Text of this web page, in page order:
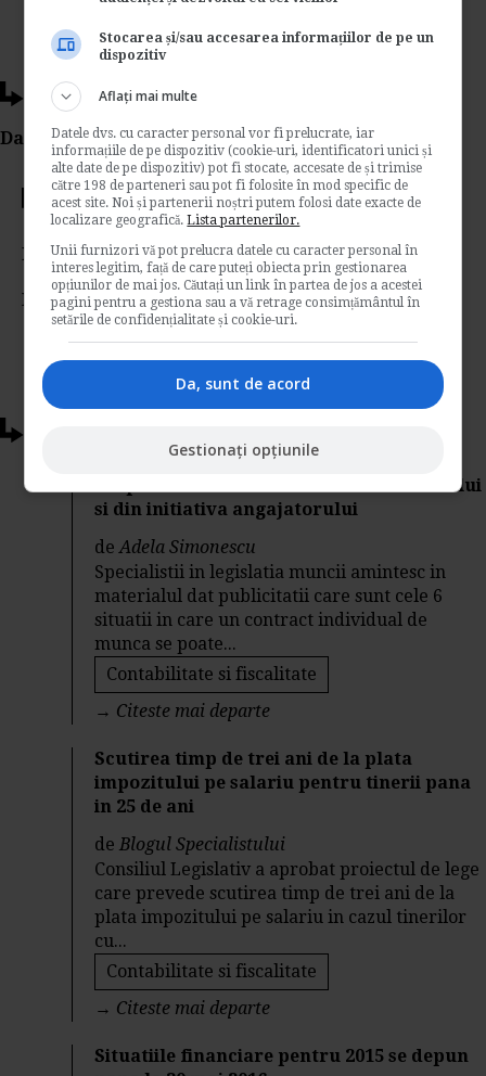
Ti-a placut acest articol?
Da Like, Printeaza sau trimite pe Email!
Votati articolul
Rating:
Nota:5din1voturi
Suspendarea CIM din initiativa salariatului
si din initiativa angajatorului
deAdela Simonescu
Specialistii in legislatia muncii amintesc in
materialul dat publicitatii care sunt cele 6
situatii in care un contract individual de
munca se poate...
Contabilitate si fiscalitate
→ Citeste mai departe
Scutirea timp de trei ani de la plata
impozitului pe salariu pentru tinerii pana
in 25 de ani
deBlogul Specialistului
Consiliul Legislativ a aprobat proiectul de lege
care prevede scutirea timp de trei ani de la
plata impozitului pe salariu in cazul tinerilor
cu...
Contabilitate si fiscalitate
→ Citeste mai departe
Situatiile financiare pentru 2015 se depun
Stocarea și/sau accesarea informațiilor de pe un
dispozitiv
Aflați mai multe
Datele dvs. cu caracter personal vor fi prelucrate, iar
informațiile de pe dispozitiv (cookie-uri, identificatori unici și
alte date de pe dispozitiv) pot fi stocate, accesate de și trimise
către 198 de parteneri sau pot fi folosite în mod specific de
acest site. Noi și partenerii noștri putem folosi date exacte de
localizare geografică.Lista partenerilor.
Unii furnizori vă pot prelucra datele cu caracter personal în
interes legitim, față de care puteți obiecta prin gestionarea
opțiunilor de mai jos. Căutați un link în partea de jos a acestei
pagini pentru a gestiona sau a vă retrage consimțământul în
setările de confidențialitate și cookie-uri.
Da, sunt de acord
Gestionați opțiunile